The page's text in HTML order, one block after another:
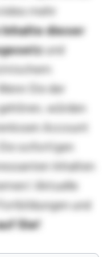
mehr
Inhalte dieser
und
Sie der
würden
Account
sofortigen
Inhalten
Aktuelle
und
Sie!